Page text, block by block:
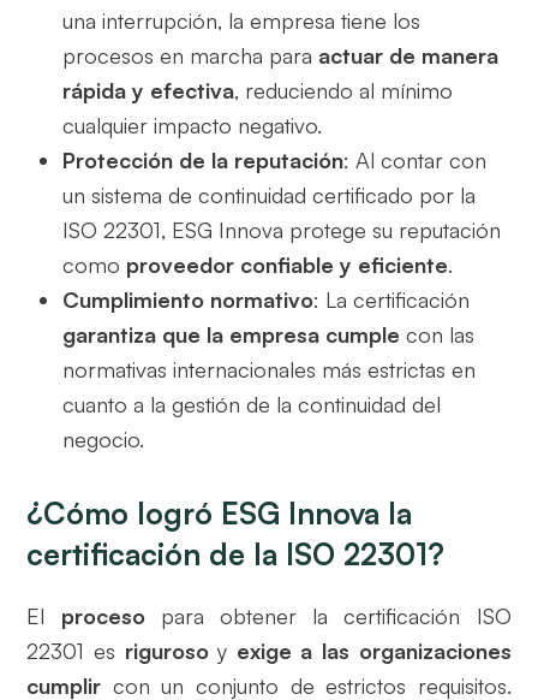
una interrupción, la empresa tiene los
procesos en marcha para actuar de manera
rápida y efectiva, reduciendo al mínimo
cualquier impacto negativo.
Protección de la reputación: Al contar con
un sistema de continuidad certificado por la
ISO 22301, ESG Innova protege su reputación
como proveedor confiable y eficiente.
Cumplimiento normativo: La certificación
garantiza que la empresa cumple con las
normativas internacionales más estrictas en
cuanto a la gestión de la continuidad del
negocio.
¿Cómo logró ESG Innova la
certificación de la ISO 22301?
El procesopara obtener la certificación ISO
22301 es rigurosoy exige a las organizaciones
cumplir con un conjunto de estrictos requisitos.